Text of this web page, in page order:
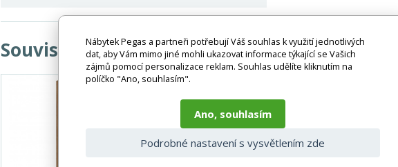
Související produkty
Nábytek Pegas a partneři potřebují Váš souhlas k využití jednotlivých
dat, aby Vám mimo jiné mohli ukazovat informace týkající se Vašich
zájmů pomocí personalizace reklam. Souhlas udělíte kliknutím na
políčko "Ano, souhlasím".
Ano, souhlasím
Podrobné nastavení s vysvětlením zde